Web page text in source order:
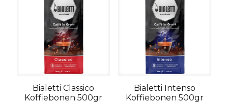
Bialetti Classico
Koffiebonen 500gr
Bialetti Intenso
Koffiebonen 500gr